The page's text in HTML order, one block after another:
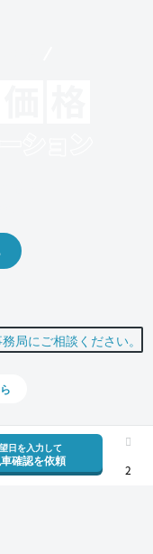
日を入力して
確認を依頼
2